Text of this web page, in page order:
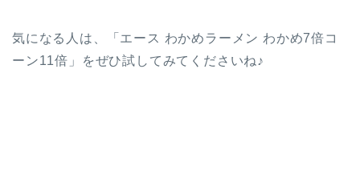
気になる人は、「エース わかめラーメン わかめ7倍コ
ーン11倍」をぜひ試してみてくださいね♪